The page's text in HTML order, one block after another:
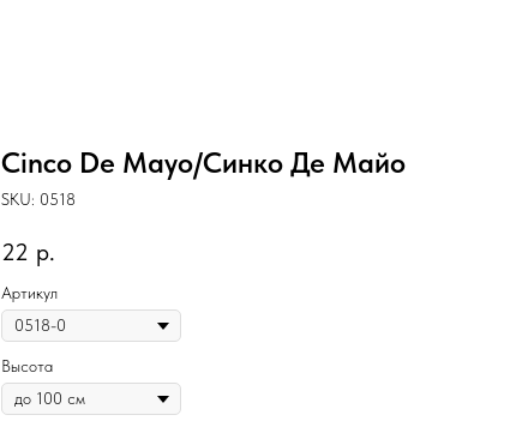
Cinco De Mayo/Синко Де Майо
SKU: 0518
22 р.
Артикул
Высота